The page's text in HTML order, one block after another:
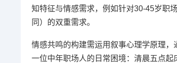
知特征与情感需求，例如针对30-45岁职
同）的双重需求。
情感共鸣的构建需运用叙事心理学原理
一位中年职场人的日常困境：清晨五点